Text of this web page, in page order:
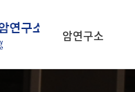
암연구소